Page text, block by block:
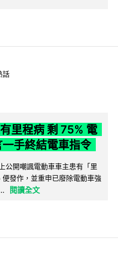
話
里程病 剩 75% 電
手終結電車指令
公開嘲諷電動車車主患有「里
發作，並重申已廢除電動車強
閱讀全文